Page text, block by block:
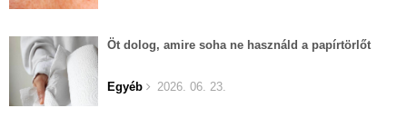
Öt dolog, amire soha ne használd a papírtörlőt
Egyéb 2026. 06. 23.